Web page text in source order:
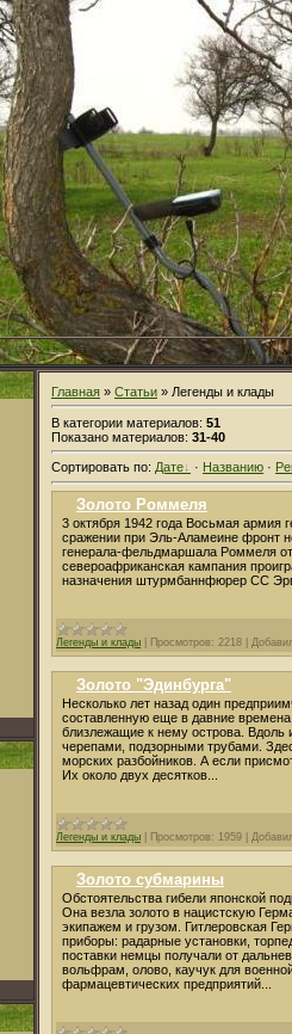
Главная » Статьи » Легенды и клады
В категории материалов: 51
Показано материалов: 31-40
Сортировать по: Дате · Названию ·
Золото Роммеля
3 октября 1942 года Восьмая армия
сражении при Эль-Аламеине фронт
генерала-фельдмаршала Роммеля
североафриканская кампания
назначения штурмбаннфюрер СС
Легенды и клады Просмотров: 2218
Золото "Эдинбурга"
Несколько лет назад один
составленную еще в давние
близлежащие к нему острова. Вдоль
черепами, подзорными трубами.
морских разбойников. А если
Их около двух десятков...
Легенды и клады Просмотров: 1959
Золото субмарины
Обстоятельства гибели японской
Она везла золото в нацистскую
экипажем и грузом. Гитлеровская
приборы: радарные установки,
поставки немцы получали от
вольфрам, олово, каучук для
фармацевтических предприятий...